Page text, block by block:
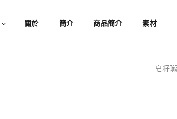
關於 簡介 商品簡介 素材
皂籽